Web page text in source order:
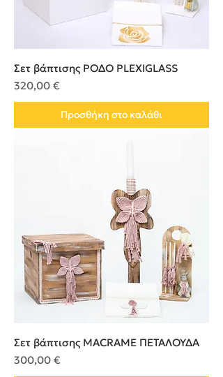
Σετ βάπτισης ΡΟΔΟ PLEXIGLASS
Τιμή
320,00 €
Προσθήκη στο καλάθι
Σετ βάπτισης MACRAME ΠΕΤΑΛΟΥΔΑ
Τιμή
300,00 €